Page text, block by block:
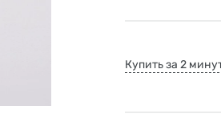
Купить за 2